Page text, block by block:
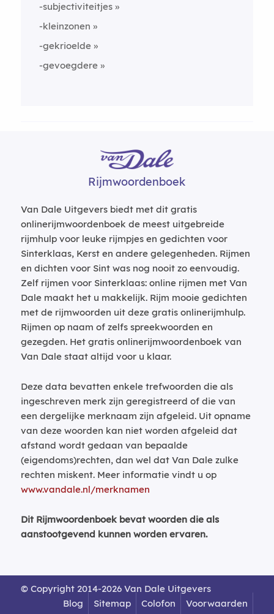
-subjectiviteitjes
-kleinzonen
-gekrioelde
-gevoegdere
Rijmwoordenboek
Van Dale Uitgevers biedt met dit gratis
onlinerijmwoordenboek de meest uitgebreide
rijmhulp voor leuke rijmpjes en gedichten voor
Sinterklaas, Kerst en andere gelegenheden. Rijmen
en dichten voor Sint was nog nooit zo eenvoudig.
Zelf rijmen voor Sinterklaas: online rijmen met Van
Dale maakt het u makkelijk. Rijm mooie gedichten
met de rijmwoorden uit deze gratis onlinerijmhulp.
Rijmen op naam of zelfs spreekwoorden en
gezegden. Het gratis onlinerijmwoordenboek van
Van Dale staat altijd voor u klaar.
Deze data bevatten enkele trefwoorden die als
ingeschreven merk zijn geregistreerd of die van
een dergelijke merknaam zijn afgeleid. Uit opname
van deze woorden kan niet worden afgeleid dat
afstand wordt gedaan van bepaalde
(eigendoms)rechten, dan wel dat Van Dale zulke
rechten miskent. Meer informatie vindt u op
www.vandale.nl/merknamen
Dit Rijmwoordenboek bevat woorden die als
aanstootgevend kunnen worden ervaren.
© Copyright 2014-2026 Van Dale Uitgevers
Blog
Sitemap Colofon Voorwaarden